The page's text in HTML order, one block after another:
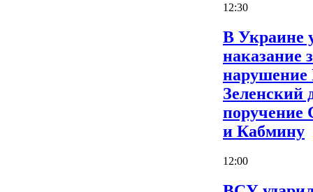
12:30
В Украине
наказание
Зеленский
и Кабмину
12:00